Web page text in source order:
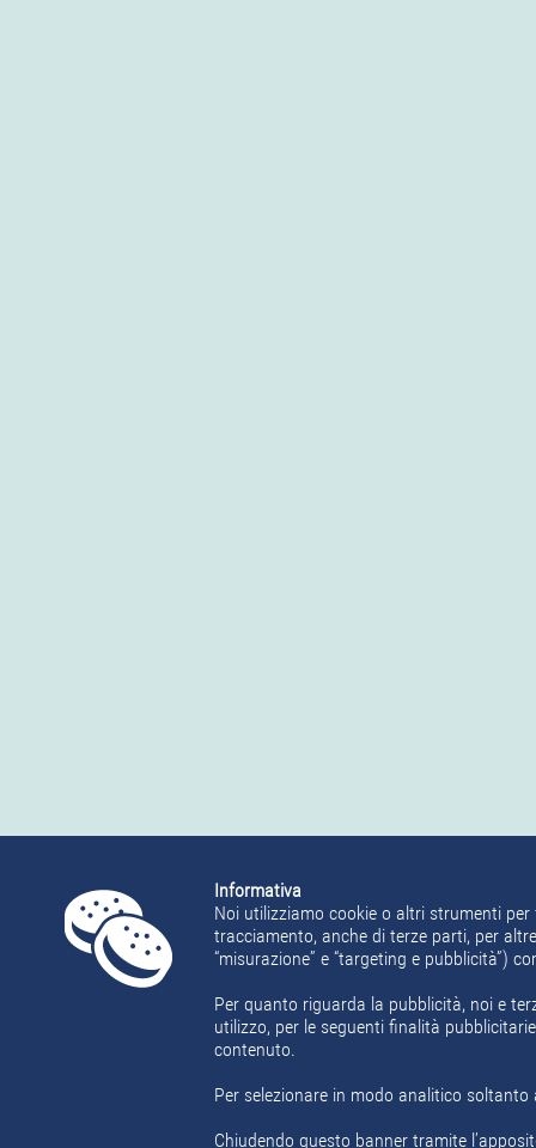
Informativa
Noi utilizziamo cookie o altri strumenti
tracciamento, anche di terze parti, per
“misurazione” e “targeting e pubblicità”)
Per quanto riguarda la pubblicità, noi e
utilizzo, per le seguenti finalità
contenuto.
Per selezionare in modo analitico soltanto
Chiudendo questo banner tramite